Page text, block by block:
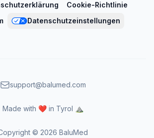
Cookie-Richtlinie
Datenschutzeinstellungen
support@balumed.com
Made with ❤️ in Tyrol ⛰️
© 2026 BaluMed